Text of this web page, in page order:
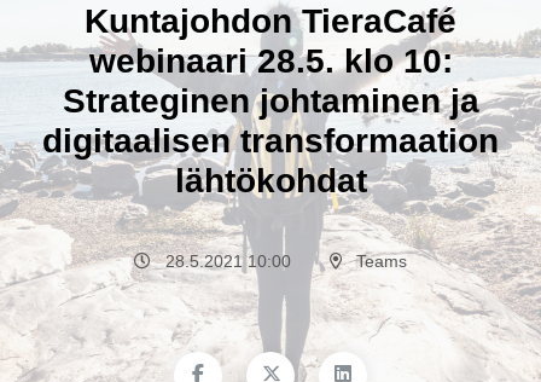
Kuntajohdon TieraCafé
webinaari 28.5. klo 10:
Strateginen johtaminen ja
digitaalisen transformaation
lähtökohdat
28.5.2021 10:00 Teams